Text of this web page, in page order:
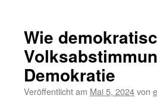
Wie
Demokratie
Veröffentlicht am Mai 5, 2024von